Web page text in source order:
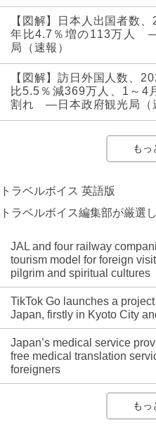
【図解】日本人出国者数
年比4.7％増の113万人
局（速報）
【図解】訪日外国人数、
比5.5％減369万人、1～4
割れ ―日本政府観光局（
もっ
トラベルボイス 英語版
トラベルボイス編集部が厳選
JAL and four railway
tourism model for foreign
pilgrim and spiritual cultures
TikTok Go launches a
Japan, firstly in Kyoto City
Japan’s medical service
free medical translation
foreigners
もっ